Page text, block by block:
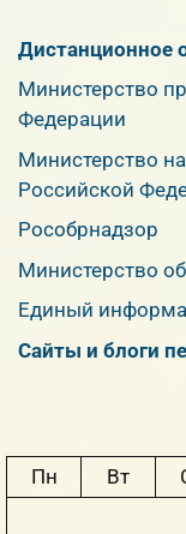
Дистанционное
Министерство
Федерации
Министерство
Российской
Рособрнадзор
Министерство
Единый
Сайты и блоги
Пн
Вт